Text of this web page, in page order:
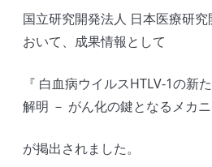
国立研究開発法人 日本医療研
おいて、成果情報として
『 白血病ウイルスHTLV-1の新
解明 － がん化の鍵となるメカニ
が掲出されました。